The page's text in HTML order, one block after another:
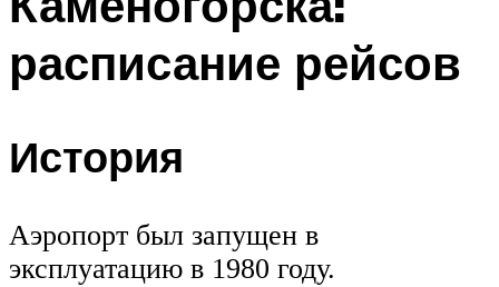
расписание рейсов
История
Аэропорт был запущен в
эксплуатацию в 1980 году.